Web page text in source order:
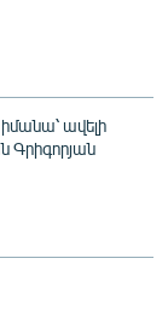
ավելի
Գրիգորյան